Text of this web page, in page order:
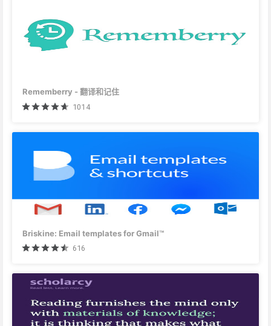
Rememberry - 翻译和记住
1014
Briskine: Email templates for Gmail™
616